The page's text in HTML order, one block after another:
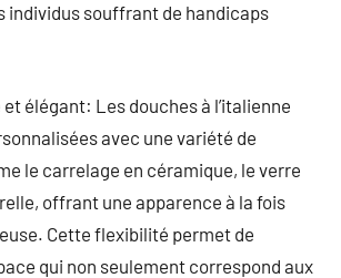
individus souffrant de handicaps
élégant: Les douches à l’italienne
avec une variété de
le carrelage en céramique, le verre
offrant une apparence à la fois
Cette flexibilité permet de
qui non seulement correspond aux